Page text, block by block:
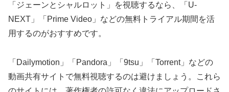
「ジェーンとシャルロット」を視聴するなら、「U-
NEXT」「Prime Video」などの無料トライアル期間を活
用するのがおすすめです。
「Dailymotion」「Pandora」「9tsu」「Torrent」などの
動画共有サイトで無料視聴するのは避けましょう。これら